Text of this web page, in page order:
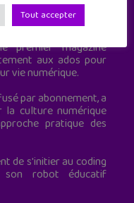
culture numérique
premier magazine
aux ados pour
vie numérique.
par abonnement, a
culture numérique
pratique des
de s'initier au coding
robot éducatif
Tout accepter